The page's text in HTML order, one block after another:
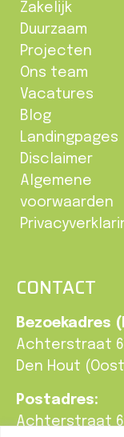
Zakelijk
Duurzaam
Projecten
Ons team
Vacatures
Blog
Landingpages
Disclaimer
Algemene
voorwaarden
CONTACT
Bezoekadres
Achterstraat 6
Den Hout
Postadres:
Achterstraat 6